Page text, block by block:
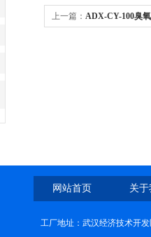
上一篇： ADX-CY-100臭
网站首页 关
工厂地址：武汉经济技术开